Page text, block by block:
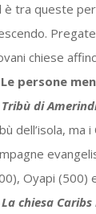
è tra queste
chiese
Le persone
di
dell’isola, ma
Oyapi (500)
chiesa